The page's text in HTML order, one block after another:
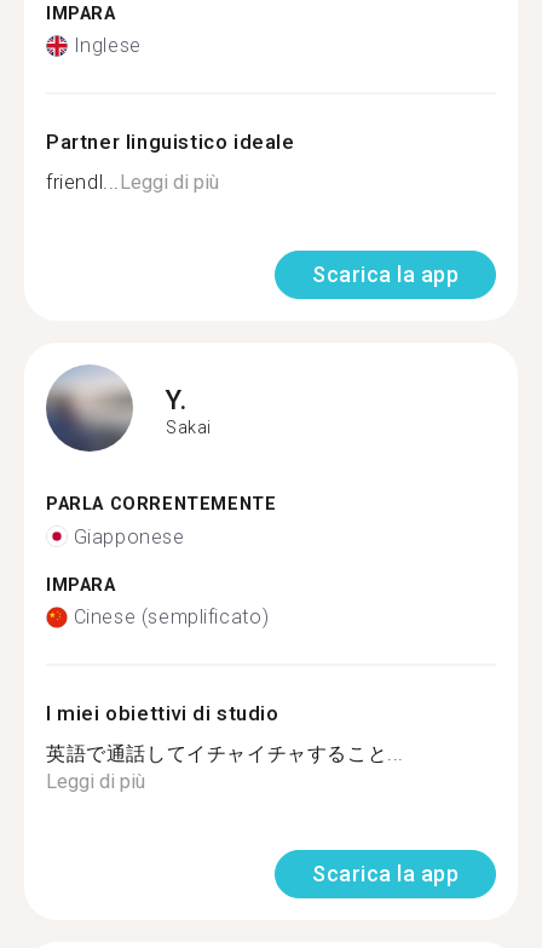
IMPARA
Inglese
Partner linguistico ideale
friendl...Leggi di più
Scarica la app
Y.
Sakai
PARLA CORRENTEMENTE
Giapponese
IMPARA
Cinese (semplificato)
I miei obiettivi di studio
英語で通話してイチャイチャすること...
Leggi di più
Scarica la app